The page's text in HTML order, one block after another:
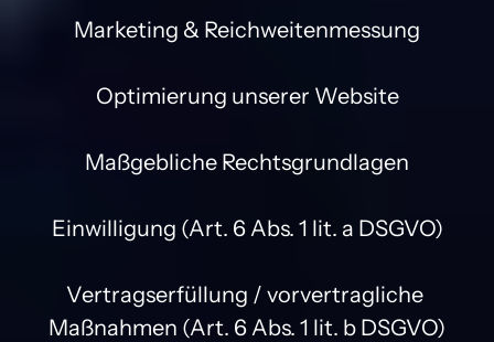
Marketing & Reichweitenmessung
Optimierung unserer Website
Maßgebliche Rechtsgrundlagen
Einwilligung (Art. 6 Abs. 1 lit. a DSGVO)
Vertragserfüllung / vorvertragliche
Maßnahmen (Art. 6 Abs. 1 lit. b DSGVO)